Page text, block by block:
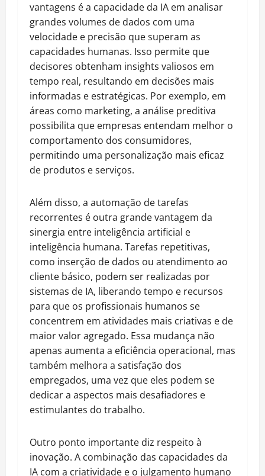
vantagens é a capacidade da IA em analisar
grandes volumes de dados com uma
velocidade e precisão que superam as
capacidades humanas. Isso permite que
decisores obtenham insights valiosos em
tempo real, resultando em decisões mais
informadas e estratégicas. Por exemplo, em
áreas como marketing, a análise preditiva
possibilita que empresas entendam melhor o
comportamento dos consumidores,
permitindo uma personalização mais eficaz
de produtos e serviços.
Além disso, a automação de tarefas
recorrentes é outra grande vantagem da
sinergia entre inteligência artificial e
inteligência humana. Tarefas repetitivas,
como inserção de dados ou atendimento ao
cliente básico, podem ser realizadas por
sistemas de IA, liberando tempo e recursos
para que os profissionais humanos se
concentrem em atividades mais criativas e de
maior valor agregado. Essa mudança não
apenas aumenta a eficiência operacional, mas
também melhora a satisfação dos
empregados, uma vez que eles podem se
dedicar a aspectos mais desafiadores e
estimulantes do trabalho.
Outro ponto importante diz respeito à
inovação. A combinação das capacidades da
IA com a criatividade e o julgamento humano